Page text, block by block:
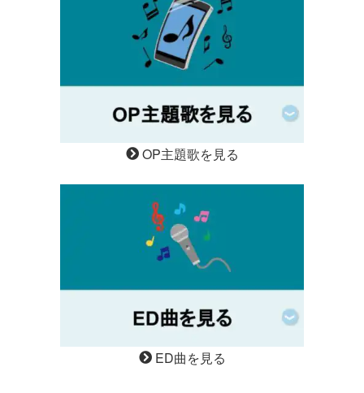
OP主題歌を見る
ED曲を見る